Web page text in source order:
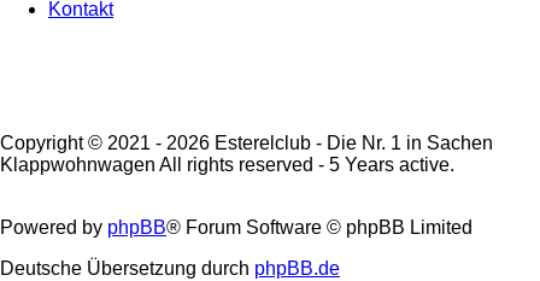
Kontakt
Copyright © 2021 - 2026 Esterelclub - Die Nr. 1 in Sachen
Klappwohnwagen All rights reserved - 5 Years active.
Powered by phpBB® Forum Software © phpBB Limited
Deutsche Übersetzung durch phpBB.de